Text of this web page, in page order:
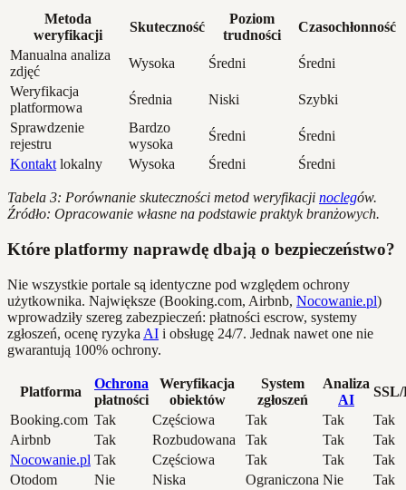
Metoda
weryfikacji
Skuteczność
Poziom
trudności
Czasochłonność
Manualna analiza
zdjęć
Wysoka Średni
Średni
Weryfikacja
platformowa
Średnia Niski
Szybki
Sprawdzenie
rejestru
Bardzo
wysoka
Średni
Średni
Kontakt lokalny Wysoka Średni Średni
Tabela 3: Porównanie skuteczności metod weryfikacji noclegów.
Źródło: Opracowanie własne na podstawie praktyk branżowych.
Które platformy naprawdę dbają o bezpieczeństwo?
Nie wszystkie portale są identyczne pod względem ochrony
użytkownika. Największe (Booking.com, Airbnb, Nocowanie.pl)
wprowadziły szereg zabezpieczeń: płatności escrow, systemy
zgłoszeń, ocenę ryzyka AI i obsługę 24/7. Jednak nawet one nie
gwarantują 100% ochrony.
Platforma
Ochrona
płatności
Weryfikacja
obiektów
System
zgłoszeń
Analiza
AI
Booking.com Tak Częściowa Tak Tak
Tak
Airbnb
Tak Rozbudowana Tak Tak
Tak
Nocowanie.pl Tak Częściowa Tak Tak
Tak
Otodom
Nie Niska Ograniczona Nie
Tak